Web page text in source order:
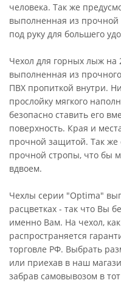
человека. Так же
выполненная из прочной
под руку для большего
Чехол для горных лыж
выполненная из
ПВХ пропиткой внутри.
прослойку мягкого
безопасно ставить его
поверхность. Края и
прочной защитой. Так же
прочной стропы, что бы
вдвоем.
Чехлы серии "Optima"
расцветках - так что Вы
именно Вам. На чехол,
распространяется
торговле РФ. Выбрать
или приехав в наш
забрав самовывозом в